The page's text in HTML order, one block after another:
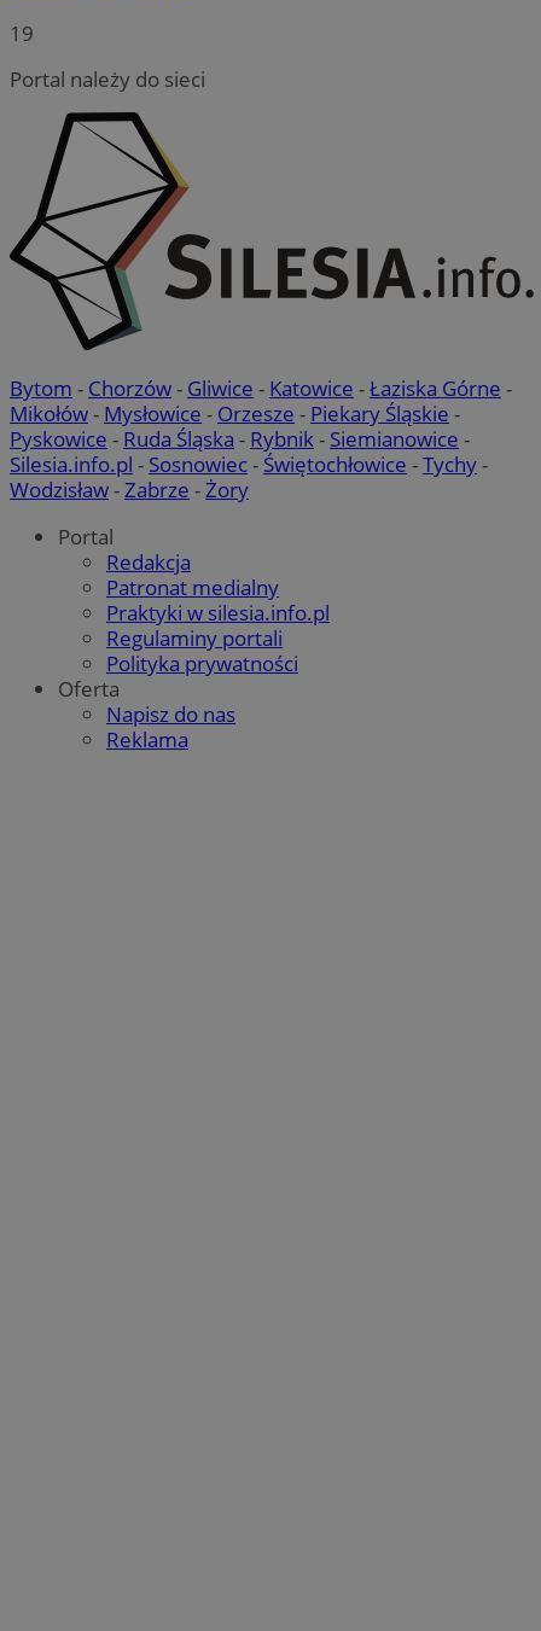
19
Portal należy do sieci
Bytom - Chorzów- Gliwice - Katowice -Łaziska Górne -
Mikołów- Mysłowice - Orzesze - Piekary Śląskie -
Pyskowice - Ruda Śląska - Rybnik- Siemianowice -
Silesia.info.pl - Sosnowiec- Świętochłowice -Tychy-
Wodzisław-Zabrze -Żory
Portal
Redakcja
Patronat medialny
Praktyki w silesia.info.pl
Regulaminy portali
Polityka prywatności
Oferta
Napisz do nas
Reklama